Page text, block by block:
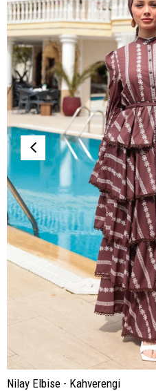
Nilay Elbise - Kahverengi